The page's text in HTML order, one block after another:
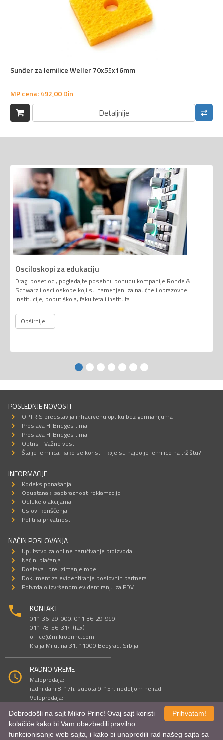
Sunđer za lemilice Weller 70x55x16mm
MP cena:492,00Din
Detaljnije
Osciloskopi za edukaciju
Dragi posetioci, pogledajte posebnu ponudu kompanije Rohde &
Schwarz i osciloskope koji su namenjeni za naučne i obrazovne
institucije, poput škola, fakulteta i instituta.
Opširnije...
POSLEDNJE NOVOSTI
OPTRIS predstavlja infracrvenu optiku bez germanijuma
Proslava H-Bridges tima
Proslava H-Bridges tima
Optris - Važne vesti
Šta je lemilica, kako se koristi i koje su najbolje lemilice na tržištu?
INFORMACIJE
Kodeks ponašanja
Odustanak-saobraznost-reklamacije
Odluke o akcijama
Uslovi korišćenja
Politika privatnosti
NAČIN POSLOVANJA
Uputstvo za online naručivanje proizvoda
Načini plaćanja
Dostava I preuzimanje robe
Dokument za evidentiranje poslovnih partnera
Potvrda o izvršenom evidentiranju za PDV
KONTAKT
011 36-29-000; 011 36-29-999
011 78-56-314 (fax)
office@mikroprinc.com
Kralja Milutina 31, 11000 Beograd, Srbija
RADNO VREME
Maloprodaja:
radni dani 8-17h, subota 9-15h, nedeljom ne radi
Veleprodaja:
Sve cene su iskazane u dinarima. PDV je uračunat u cenu.
Prihvatam!
Dobrodošli na sajt Mikro Princ! Ovaj sajt koristi
kolačiće kako bi Vam obezbedili pravilno
funkcionisanje web sajta, i kako bi unapredili rad našeg sajta sa